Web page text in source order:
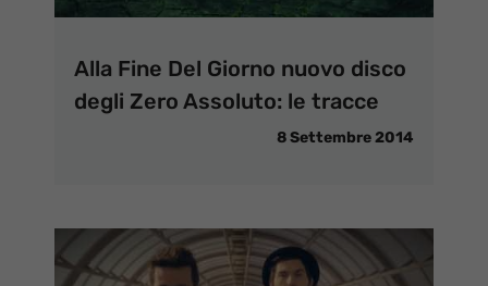
Alla Fine Del Giorno nuovo disco
degli Zero Assoluto: le tracce
8 Settembre 2014